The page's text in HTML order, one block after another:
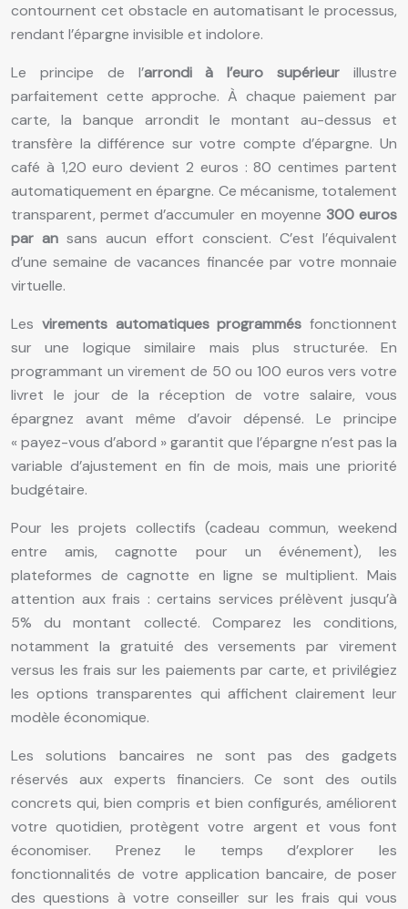
contournent cet obstacle en automatisant le processus,
rendant l’épargne invisible et indolore.
Le principe de l’arrondi à l’euro supérieur illustre
parfaitement cette approche. À chaque paiement par
carte, la banque arrondit le montant au-dessus et
transfère la différence sur votre compte d’épargne. Un
café à 1,20 euro devient 2 euros : 80 centimes partent
automatiquement en épargne. Ce mécanisme, totalement
transparent, permet d’accumuler en moyenne 300 euros
par an sans aucun effort conscient. C’est l’équivalent
d’une semaine de vacances financée par votre monnaie
virtuelle.
Les virements automatiques programmés fonctionnent
sur une logique similaire mais plus structurée. En
programmant un virement de 50 ou 100 euros vers votre
livret le jour de la réception de votre salaire, vous
épargnez avant même d’avoir dépensé. Le principe
« payez-vous d’abord » garantit que l’épargne n’est pas la
variable d’ajustement en fin de mois, mais une priorité
budgétaire.
Pour les projets collectifs (cadeau commun, weekend
entre amis, cagnotte pour un événement), les
plateformes de cagnotte en ligne se multiplient. Mais
attention aux frais : certains services prélèvent jusqu’à
5% du montant collecté. Comparez les conditions,
notamment la gratuité des versements par virement
versus les frais sur les paiements par carte, et privilégiez
les options transparentes qui affichent clairement leur
modèle économique.
Les solutions bancaires ne sont pas des gadgets
réservés aux experts financiers. Ce sont des outils
concrets qui, bien compris et bien configurés, améliorent
votre quotidien, protègent votre argent et vous font
économiser. Prenez le temps d’explorer les
fonctionnalités de votre application bancaire, de poser
des questions à votre conseiller sur les frais qui vous